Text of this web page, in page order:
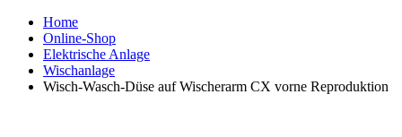
Home
Online-Shop
Elektrische Anlage
Wischanlage
Wisch-Wasch-Düse auf Wischerarm CX vorne Reproduktion